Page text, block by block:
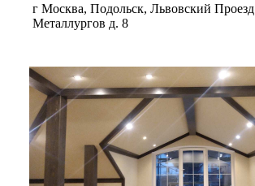
г Москва, Подольск, Львовский Проезд
Металлургов д. 8